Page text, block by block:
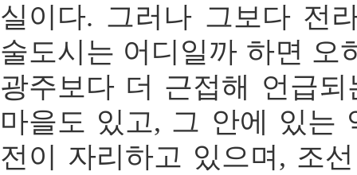
실이다. 그러나 그보다 전
술도시는 어디일까 하면 오
광주보다 더 근접해 언급
마을도 있고, 그 안에 있는
전이 자리하고 있으며, 조